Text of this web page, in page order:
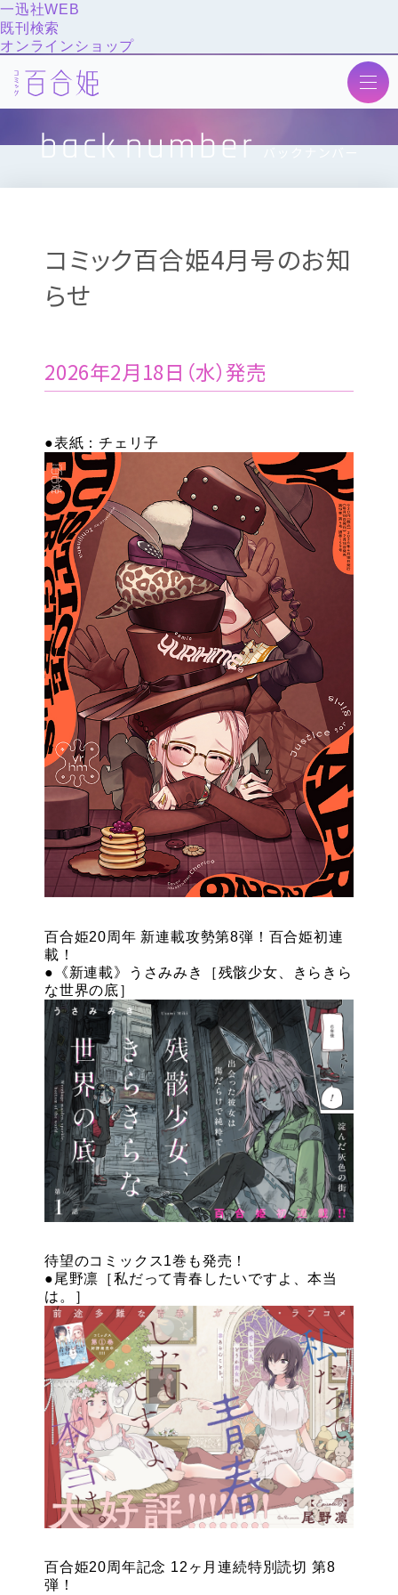
一迅社WEB
既刊検索
オンラインショップ
トップ
ニュース
作品紹介
バックナンバー
コミック百合姫4月号のお知
らせ
2026年2月18日（水）発売
●表紙：チェリ子
百合姫20周年 新連載攻勢第8弾！百合姫初連
載！
●《新連載》うさみみき［残骸少女、きらきら
な世界の底］
待望のコミックス1巻も発売！
●尾野凛［私だって青春したいですよ、本当
は。］
百合姫20周年記念 12ヶ月連続特別読切 第8
弾！